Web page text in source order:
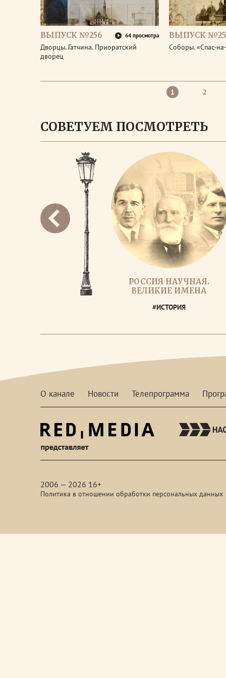
ВЫПУСК №256 64 просмотра
Дворцы. Гатчина. Приоратский
дворец
ВЫПУСК
Соборы. «Спас-
1 2
СОВЕТУЕМ ПОСМОТРЕТЬ
РОССИЯ НАУЧНАЯ.
ВЕЛИКИЕ ИМЕНА
#ИСТОРИЯ
О канале Новости Телепрограмма
2006 — 2026 16+
Политика в отношении обработки персональных данных